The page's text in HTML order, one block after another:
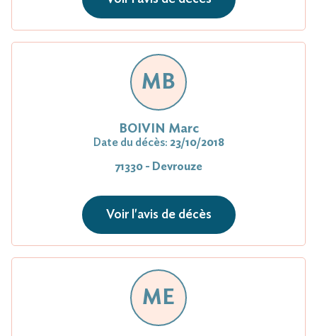
MB
BOIVIN Marc
Date du décès: 23/10/2018
71330 - Devrouze
Voir l'avis de décès
ME